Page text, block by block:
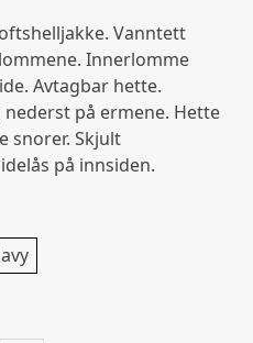
Vanntett
Innerlomme
Avtagbar hette.
på ermene. Hette
snorer. Skjult
på innsiden.